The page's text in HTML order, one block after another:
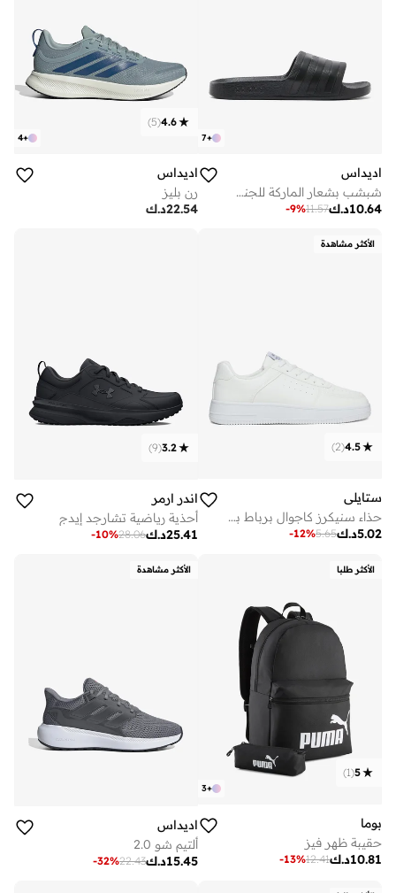
+
7
اديداس
شبشب بشعار الماركة للجنسين
د.ك10.64
11.57
-9%
+
4
4.6
(
5
)
اديداس
رن بليز
د.ك22.54
الأكثر مشاهدة
4.5
(
2
)
ستايلي
حذاء سنيكرز كاجوال برباط بتصميم بسيط
د.ك5.02
5.65
-12%
3.2
(
9
)
اندر ارمر
أحذية رياضية تشارجد إيدج
د.ك25.41
28.06
-10%
الأكثر طلبا
+
3
5
(
1
)
بوما
حقيبة ظهر فيز
د.ك10.81
12.41
-13%
الأكثر مشاهدة
اديداس
ألتيم شو 2.0
د.ك15.45
22.43
-32%